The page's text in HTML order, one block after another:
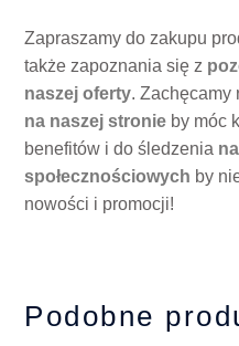
Zapraszamy do zakupu
także zapoznania się z
naszej oferty. Zachęcamy
na naszej stronie by móc
benefitów i do śledzenia
społecznościowych by
nowości i promocji!
Podobne